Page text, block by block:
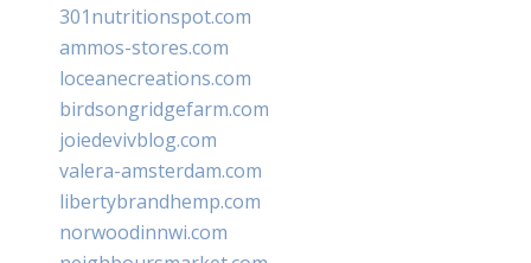
301nutritionspot.com
ammos-stores.com
loceanecreations.com
birdsongridgefarm.com
joiedevivblog.com
valera-amsterdam.com
libertybrandhemp.com
norwoodinnwi.com